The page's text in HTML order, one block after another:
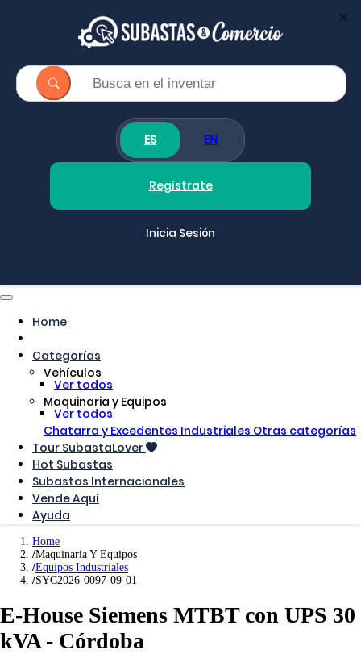
ES EN
Regístrate
Inicia Sesión
Home
Categorías
Vehículos
Ver todos
Maquinaria y Equipos
Ver todos
Chatarra y Excedentes Industriales Otras categorías
Tour SubastaLover
Hot Subastas
Subastas Internacionales
Vende Aquí
Ayuda
Home
Maquinaria Y Equipos
Equipos Industriales
SYC2026-0097-09-01
E-House Siemens MTBT con UPS 30
kVA - Córdoba
×